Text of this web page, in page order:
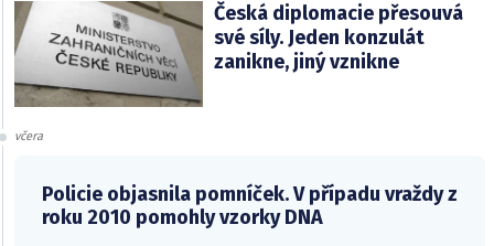
Česká diplomacie přesouvá
své síly. Jeden konzulát
zanikne, jiný vznikne
včera
Policie objasnila pomníček. V případu vraždy z
roku 2010 pomohly vzorky DNA